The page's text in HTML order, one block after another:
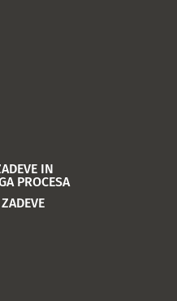
IN
PROCESA